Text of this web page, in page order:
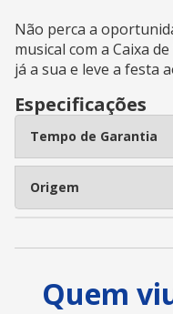
Não perca a
musical com a Caixa
já a sua e leve a festa
Especificações
Tempo de Garantia
Origem
Quem